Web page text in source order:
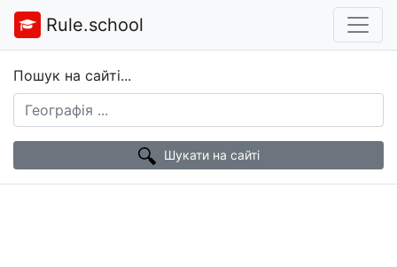
Rule.school
Пошук на сайті...
Шукати на сайті